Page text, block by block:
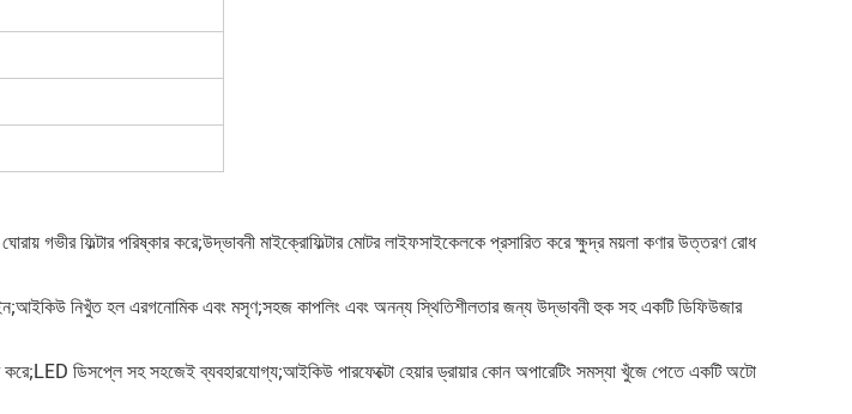
গভীর ফিল্টার পরিষ্কার করে;উদ্ভাবনী মাইক্রোফিল্টার মোটর লাইফসাইকেলকে প্রসারিত করে ক্ষুদ্র ময়লা কণার উত্তরণ রোধ
নিখুঁত হল এরগনোমিক এবং মসৃণ;সহজ কাপলিং এবং অনন্য স্থিতিশীলতার জন্য উদ্ভাবনী হুক সহ একটি ডিফিউজার
করে;LED ডিসপ্লে সহ সহজেই ব্যবহারযোগ্য;আইকিউ পারফেক্টো হেয়ার ড্রায়ার কোন অপারেটিং সমস্যা খুঁজে পেতে একটি অটো